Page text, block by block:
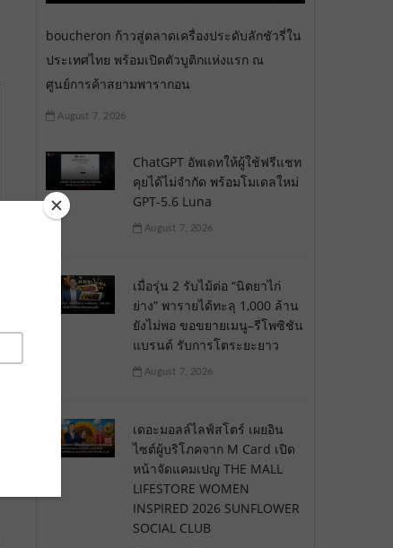
boucheron ก้าวสู่ตลาดเครื่องประดับลักชัวรี่ใน
ประเทศไทย พร้อมเปิดตัวบูติกแห่งแรก ณ
ศูนย์การค้าสยามพารากอน
August 7, 2026
ChatGPT อัพเดทให้ผู้ใช้ฟรีแชท
คุยได้ไม่จำกัด พร้อมโมเดลใหม่
GPT-5.6 Luna
August 7, 2026
เมื่อรุ่น 2 รับไม้ต่อ “นิตยาไก่
ย่าง” พารายได้ทะลุ 1,000 ล้าน
ยังไม่พอ ขอขยายเมนู–รีโพซิชัน
แบรนด์ รับการโตระยะยาว
August 7, 2026
เดอะมอลล์ไลฟ์สโตร์ เผยอิน
ไซต์ผู้บริโภคจาก M Card เปิด
หน้าจัดแคมเปญ THE MALL
LIFESTORE WOMEN
INSPIRED 2026 SUNFLOWER
SOCIAL CLUB